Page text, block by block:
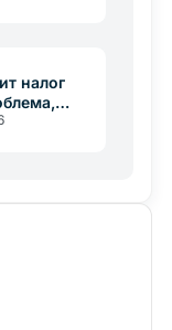
налог